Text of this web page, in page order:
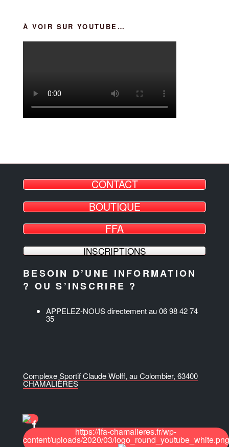
À VOIR SUR YOUTUBE…
CONTACT
BOUTIQUE
FFA
INSCRIPTIONS
BESOIN D’UNE INFORMATION
? OU S’INSCRIRE ?
APPELEZ-NOUS directement au 06 98 42 74
35
Complexe Sportif Claude Wolff, au Colombier, 63400
CHAMALIÈRES
https://lfa-chamalieres.fr/wp-
content/uploads/2020/03/logo_round_youtube_white.png